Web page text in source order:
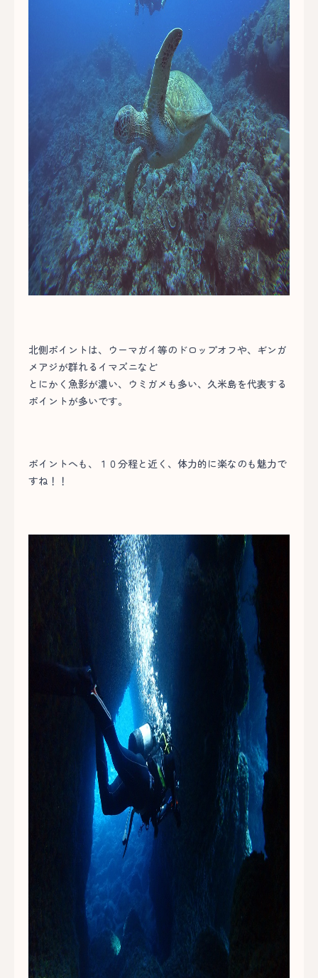
北側ポイントは、ウーマガイ等のドロップオフや、ギンガ
メアジが群れるイマズニなど
とにかく魚影が濃い、ウミガメも多い、久米島を代表する
ポイントが多いです。
ポイントへも、１０分程と近く、体力的に楽なのも魅力で
すね！！